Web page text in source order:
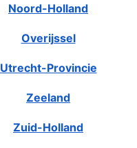
Noord-Holland
Overijssel
Utrecht-Provincie
Zeeland
Zuid-Holland